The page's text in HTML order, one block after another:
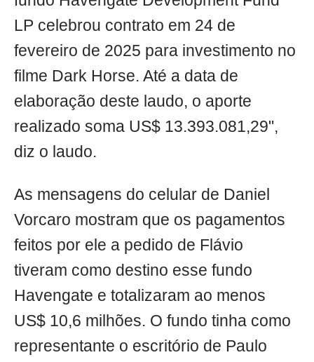
LP celebrou contrato em 24 de
fevereiro de 2025 para investimento no
filme Dark Horse. Até a data de
elaboração deste laudo, o aporte
realizado soma US$ 13.393.081,29",
diz o laudo.
As mensagens do celular de Daniel
Vorcaro mostram que os pagamentos
feitos por ele a pedido de Flávio
tiveram como destino esse fundo
Havengate e totalizaram ao menos
US$ 10,6 milhões. O fundo tinha como
representante o escritório de Paulo